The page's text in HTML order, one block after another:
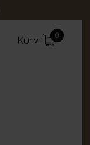
Kurv 0